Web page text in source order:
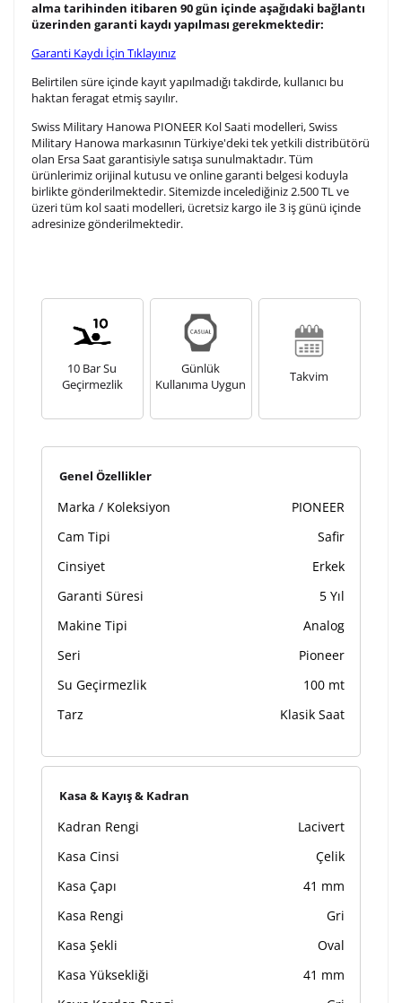
sebebi ile 1-2 iş günü uzamaktadır. Gravür İşlemi
Kişiselleştirilmiş
ürünlerde
yapılamaz.
alma tarihinden itibaren 90 gün içinde aşağıdaki bağlantı
üzerinden garanti kaydı yapılması gerekmektedir:
Garanti Kaydı İçin Tıklayınız
Belirtilen süre içinde kayıt yapılmadığı takdirde, kullanıcı bu
haktan feragat etmiş sayılır.
Swiss Military Hanowa PIONEER Kol Saati modelleri, Swiss
Military Hanowa markasının Türkiye'deki tek yetkili distribütörü
olan Ersa Saat garantisiyle satışa sunulmaktadır. Tüm
ürünlerimiz orijinal kutusu ve online garanti belgesi koduyla
birlikte gönderilmektedir. Sitemizde incelediğiniz 2.500 TL ve
üzeri tüm kol saati modelleri, ücretsiz kargo ile 3 iş günü içinde
adresinize gönderilmektedir.
10 Bar Su
Geçirmezlik
Günlük
Kullanıma Uygun
Takvim
Genel Özellikler
Marka / Koleksiyon
PIONEER
Cam Tipi
Safir
Cinsiyet
Erkek
Garanti Süresi
5 Yıl
Makine Tipi
Analog
Seri
Pioneer
Su Geçirmezlik
100 mt
Tarz
Klasik Saat
Kasa & Kayış & Kadran
Kadran Rengi
Lacivert
Kasa Cinsi
Çelik
Kasa Çapı
41 mm
Kasa Rengi
Gri
Kasa Şekli
Oval
Kasa Yüksekliği
41 mm